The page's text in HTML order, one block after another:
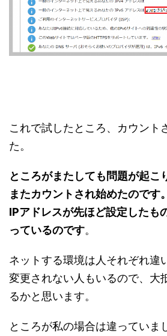
これで試したところ、カウント
た。
ところがまたしても問題が起こ
またカウントされ始めたのです
IPアドレスが先ほど設定したも
っているのです。
ネットする環境は人それぞれ違
変更されない人もいるので、大
るかと思います。
ところが私の場合は違っていま